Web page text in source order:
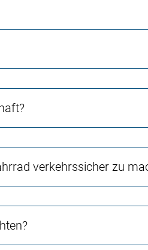
verkehrssicher zu